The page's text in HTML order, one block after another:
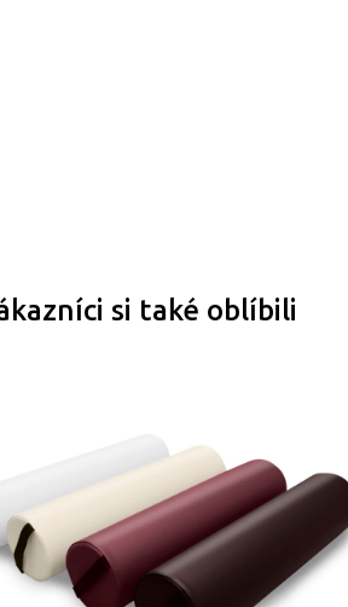
si také oblíbili